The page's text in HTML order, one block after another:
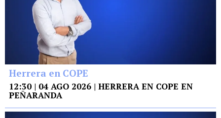
Herrera en COPE
12:30 | 04 AGO 2026 | HERRERA EN COPE EN
PEÑARANDA